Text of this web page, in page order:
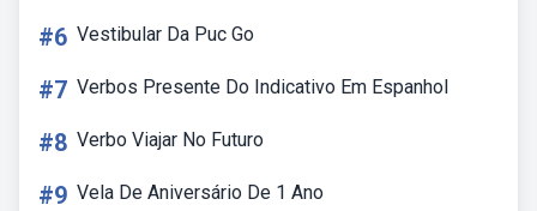
#6 Vestibular Da Puc Go
#7 Verbos Presente Do Indicativo Em Espanhol
#8 Verbo Viajar No Futuro
#9 Vela De Aniversário De 1 Ano